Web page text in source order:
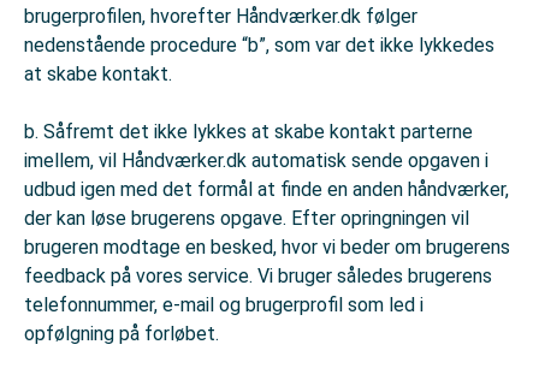
brugerprofilen, hvorefter Håndværker.dk følger
nedenstående procedure “b”, som var det ikke lykkedes
at skabe kontakt.
b. Såfremt det ikke lykkes at skabe kontakt parterne
imellem, vil Håndværker.dk automatisk sende opgaven i
udbud igen med det formål at finde en anden håndværker,
der kan løse brugerens opgave. Efter opringningen vil
brugeren modtage en besked, hvor vi beder om brugerens
feedback på vores service. Vi bruger således brugerens
telefonnummer, e-mail og brugerprofil som led i
opfølgning på forløbet.